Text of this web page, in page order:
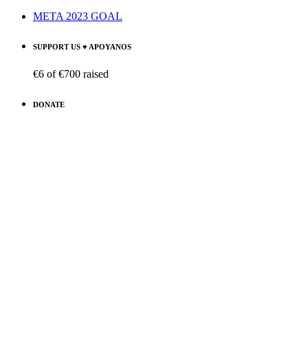
META 2023 GOAL
SUPPORT US ♥ APOYANOS
€6 of€700 raised
DONATE